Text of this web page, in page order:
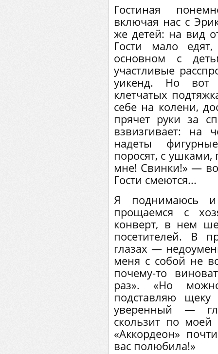
Гостиная
включая нас с
же детей: на вид
Гости мало
основном с
участливые
уикенд. Но вот
клетчатых
себе на колени,
прячет руки за
взвизгивает: на
надеты
поросят, с ушками,
мне! Свинки!» —
Гости смеются...
Я поднимаюсь
прощаемся с
конверт, в нем
посетителей. В
глазах —
меня с собой не
почему-то
раз». «Но
подставляю
уверенный —
скользит по моей
«Аккордеон»
вас полюбила!»